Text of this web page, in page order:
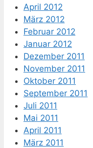
April 2012
März 2012
Februar 2012
Januar 2012
Dezember 2011
November 2011
Oktober 2011
September 2011
Juli 2011
Mai 2011
April 2011
März 2011